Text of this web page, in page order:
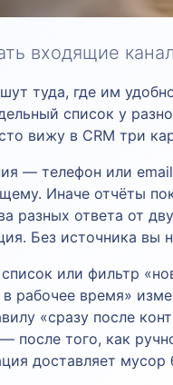
входящие
туда, где им
список у
вижу в CRM три
— телефон или
Иначе отчёты
разных ответа от
Без источника вы
или фильтр
в рабочее время»
«сразу после
после того, как
доставляет мусор